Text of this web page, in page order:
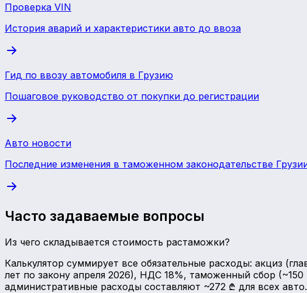
Проверка VIN
История аварий и характеристики авто до ввоза
Гид по ввозу автомобиля в Грузию
Пошаговое руководство от покупки до регистрации
Авто новости
Последние изменения в таможенном законодательстве
Часто задаваемые вопросы
Из чего складывается стоимость растаможки?
Калькулятор суммирует все обязательные расходы: акциз
лет по закону апреля 2026), НДС 18%, таможенный сбор
административные расходы составляют ~272 ₾ для всех авто.